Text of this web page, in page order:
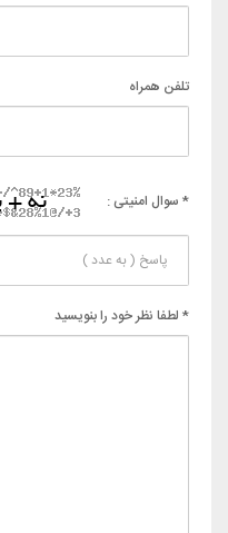
تلفن همراه
* سوال امنیتی :
* لطفا نظر خود را بنویسید